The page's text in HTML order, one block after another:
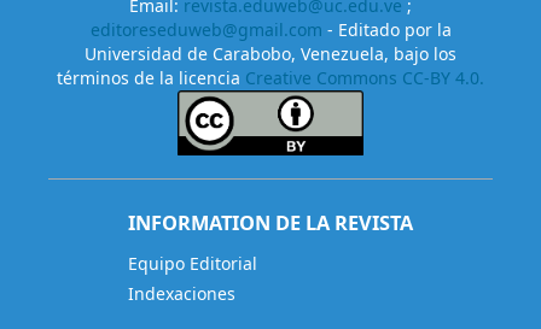
Email: revista.eduweb@uc.edu.ve ;
editoreseduweb@gmail.com - Editado por la
Universidad de Carabobo, Venezuela, bajo los
términos de la licencia Creative Commons CC-BY 4.0.
INFORMATION DE LA REVISTA
Equipo Editorial
Indexaciones